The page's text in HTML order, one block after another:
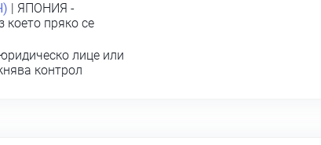
| ЯПОНИЯ -
което пряко се
лице или
контрол